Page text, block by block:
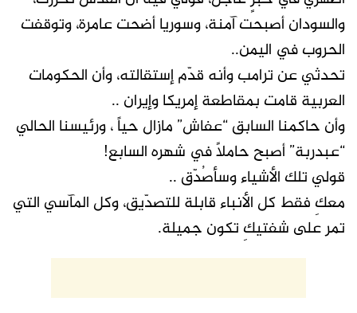
والسودان أصبحت آمنة، وسوريا أضحت عامرة، وتوقفت
الحروب في اليمن..
تحدثي عن ترامب وأنه قدّم إستقالته، وأن الحكومات
العربية قامت بمقاطعة إمريكا وإيران ..
وأن حاكمنا السابق “عفاش” مازال حياً ، ورئيسنا الحالي
“عبدربة” أصبح حاملاً في شهره السابع!
قولي تلك الأشياء وسأصُدّق ..
معكِ فقط كل الأنباء قابلة للتصدّيق، وكل المآسي التي
تمر على شفتيكِ تكون جميلة.